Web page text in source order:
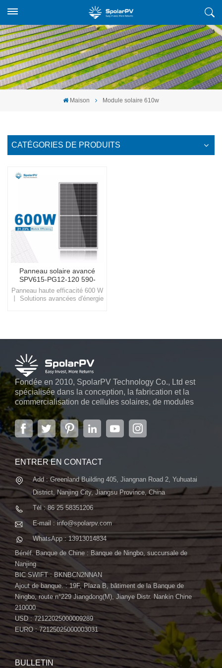
Maison Module solaire 610w
CATÉGORIES DE PRODUITS
Panneau solaire avancé
SPV615-PG12-120 590-
615w
Panneau haute efficacité 600 W
丨 Solutions avancées d'énergie
l'environnement, vous offrant la
durable et économe en énergie.
Fondée en 2010, SpolarPV Technology Co., Ltd est
spécialisée dans la conception, la fabrication et la
commercialisation de cellules solaires, de modules
solaires et de systèmes d'énergie solaire. L'entreprise,
située dans la capitale de la province du Jiangsu, à
Nanjing, s'étendant sur 6 000 m2, dispose de
systèmes automatiques avancés...
ENTRER EN CONTACT
Add : Greenland Building 405, Jiangnan Road 2, Yuhuatai
District, Nanjing City, Jiangsu Province, China
Tél : 86 25 58351206
E-mail : info@spolarpv.com
WhatsApp : 13913014834
Bénéf. Banque de Chine : Banque de Ningbo, succursale de
Nanjing
BIC SWIFT : BKNBCN2NNAN
Ajout de banque. : 19F, Plaza B, bâtiment de la Banque de
Ningbo, route n°229 Jiangdong(M), Jianye Distr. Nankin Chine
210000
USD : 72122025000009289
EURO : 72125025000003031
BULLETIN